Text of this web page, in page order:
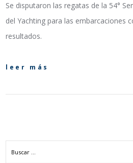
Se disputaron las regatas de la 54°
del Yachting para las embarcaciones
resultados.
leer más